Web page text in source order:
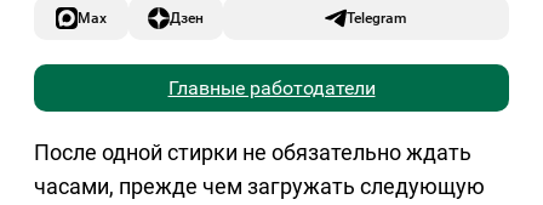
Max Дзен Telegram
Главные работодатели
После одной стирки не обязательно ждать
часами, прежде чем загружать следующую